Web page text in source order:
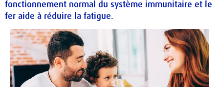
fonctionnement normal du système immunitaire et le
fer aide à réduire la fatigue.